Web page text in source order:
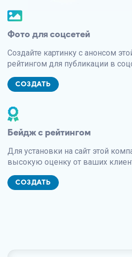
Фото для соцсетей
Создайте картинку с анонсом
рейтингом для публикации в
СОЗДАТЬ
Бейдж с рейтингом
Для установки на сайт этой
высокую оценку от ваших
СОЗДАТЬ